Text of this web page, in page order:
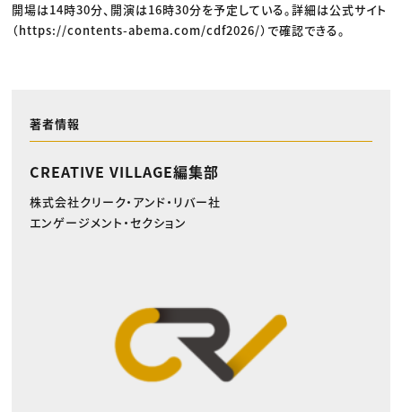
開場は14時30分、開演は16時30分を予定している。詳細は公式サイト
（https://contents-abema.com/cdf2026/）で確認できる。
著者情報
CREATIVE VILLAGE編集部
株式会社クリーク・アンド・リバー社
エンゲージメント・セクション